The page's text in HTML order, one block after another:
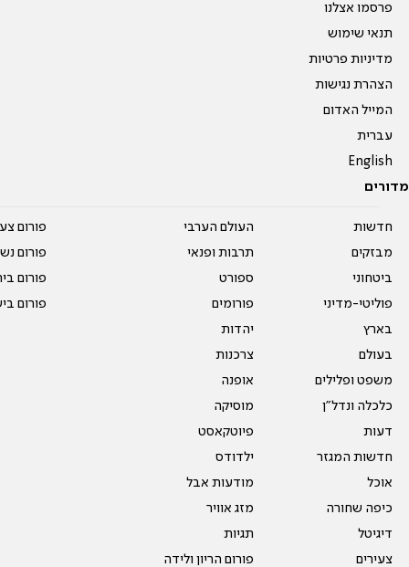
פרסמו אצלנו
תנאי שימוש
מדיניות פרטיות
הצהרת נגישות
המייל האדום
עברית
English
מדורים
חדשות
מבזקים
ביטחוני
פוליטי-מדיני
בארץ
בעולם
משפט ופלילים
כלכלה ונדל"ן
דעות
חדשות המגזר
אוכל
כיפה שחורה
דיגיטל
צעירים
העולם הערבי
תרבות ופנאי
ספורט
פורומים
יהדות
צרכנות
אופנה
מוסיקה
פיוטקאסט
ילדודס
מודעות אבל
מזג אוויר
תגיות
פורום הריון ולידה
פורום
פורום
פורום
פורום